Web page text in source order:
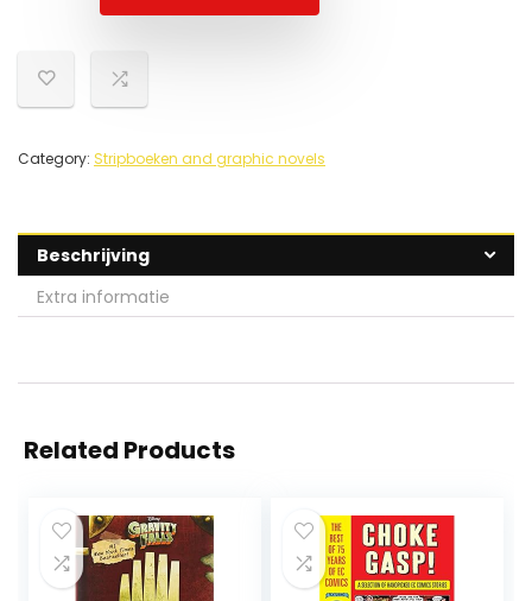
Category: Stripboeken and graphic novels
Beschrijving
Extra informatie
Related Products